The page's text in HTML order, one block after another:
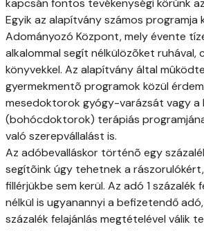
kapcsán fontos tevékenységi körünk
Egyik az alapítvány számos programja
Adományozó Központ, mely évente
alkalommal segít nélkülözõket ruhával,
könyvekkel. Az alapítvány által
gyermekmentõ programok közül
mesedoktorok gyógy-varázsát vagy a
(bohócdoktorok) terápiás
való szerepvállalást is.
Az adóbevalláskor történõ egy
segítõink úgy tehetnek a
fillérjükbe sem kerül. Az adó 1 százalék
nélkül is ugyanannyi a befizetendő
százalék felajánlás megtételével válik